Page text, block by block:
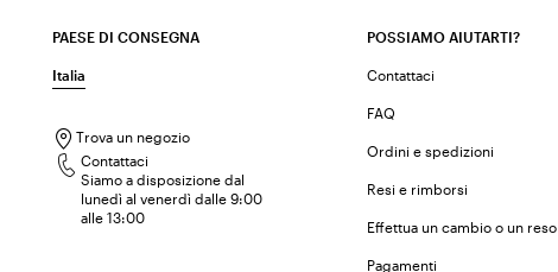
PAESE DI CONSEGNA
Italia
Trova un negozio
Contattaci
Siamo a disposizione dal
lunedì al venerdì dalle 9:00
alle 13:00
POSSIAMO AIUTARTI?
Contattaci
FAQ
Ordini e spedizioni
Resi e rimborsi
Effettua un cambio o un reso
Pagamenti